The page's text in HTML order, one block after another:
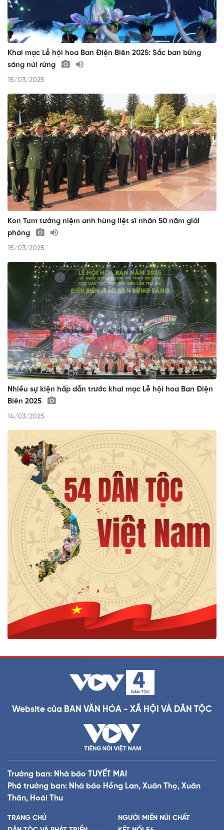
Khai mạc Lễ hội hoa Ban Điện Biên 2025: Sắc ban bừng
sáng núi rừng
15/03/2025
Kon Tum tưởng niệm anh hùng liệt sĩ nhân 50 năm giải
phóng
15/03/2025
Nhiều sự kiện hấp dẫn trước khai mạc Lễ hội hoa Ban Điện
Biên 2025
14/03/2025
Website của BAN VĂN HÓA - XÃ HỘI VÀ DÂN TỘC
Trưởng ban: Nhà báo TUYẾT MAI
Phó trưởng ban: Nhà báo Hồng Lan, Xuân Thọ, Xuân
Thân, Hoài Thu
TRANG CHỦ
NGƯỜI MIỀN NÚI CHẤT